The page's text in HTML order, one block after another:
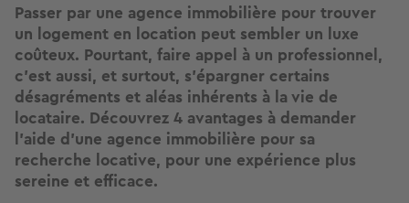
Passer par une agence immobilière pour trouver
un logement en location peut sembler un luxe
coûteux. Pourtant, faire appel à un professionnel,
c’est aussi, et surtout, s’épargner certains
désagréments et aléas inhérents à la vie de
locataire. Découvrez 4 avantages à demander
l’aide d’une agence immobilière pour sa
recherche locative, pour une expérience plus
sereine et efficace.